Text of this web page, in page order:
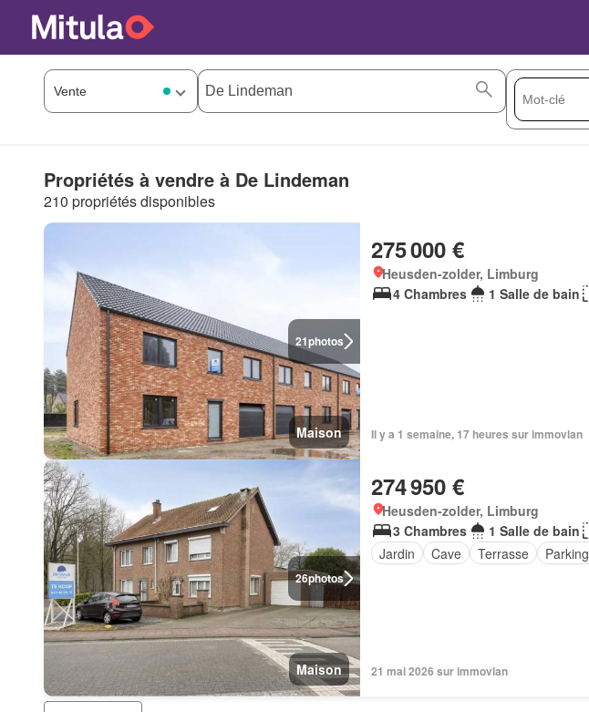
Propriétés à vendre à De Lindeman
210 propriétés disponibles
21photos
Maison
275 000 €
Heusden-zolder, Limburg
4 Chambres
1 Salle de bain
Il y a 1 semaine, 17 heures sur immovlan
26photos
Maison
274 950 €
Heusden-zolder, Limburg
3 Chambres
1 Salle de bain
Jardin
Cave Terrasse Parking
21 mai 2026 sur immovlan